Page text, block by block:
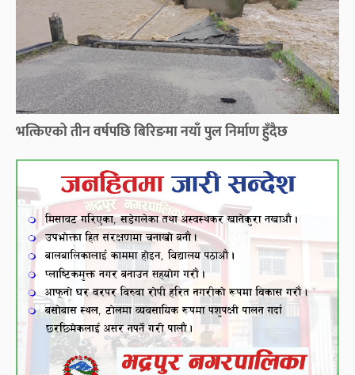
भत्किएको तीन वर्षपछि बिरिङमा नयाँ पुल निर्माण हुँदैछ